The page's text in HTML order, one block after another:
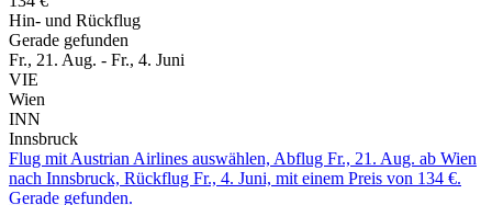
Hin- und Rückflug
Gerade gefunden
Fr., 21. Aug. - Fr., 4. Juni
VIE
Wien
INN
Innsbruck
Flug mit Austrian Airlines auswählen, Abflug Fr., 21. Aug. ab Wien
nach Innsbruck, Rückflug Fr., 4. Juni, mit einem Preis von 134 €.
Gerade gefunden.